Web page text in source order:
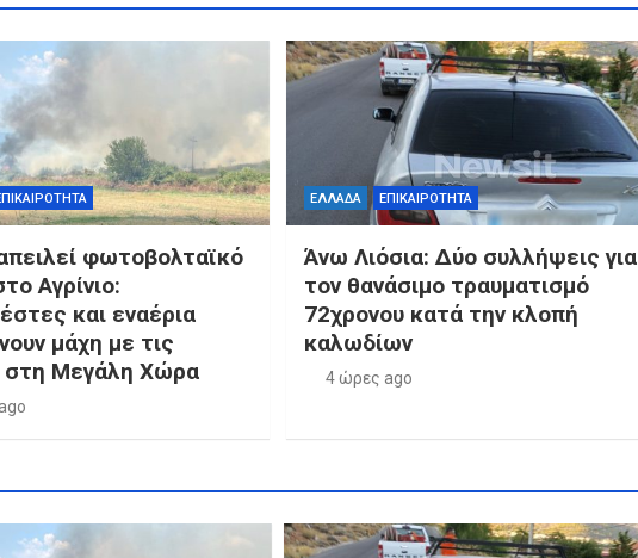
φωτοβολταϊκό
Αγρίνιο:
και εναέρια
μάχη με τις
στη Μεγάλη Χώρα
ΕΛΛΑΔΑ ΕΠΙΚΑΙΡΟΤΗΤΑ
Άνω Λιόσια: Δύο συλλήψεις για
τον θανάσιμο τραυματισμό
72χρονου κατά την κλοπή
καλωδίων
4 ώρες ago